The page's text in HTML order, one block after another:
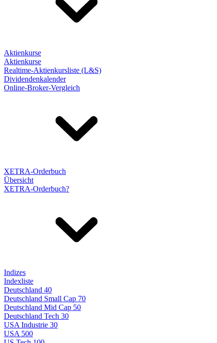
Aktienkurse
Aktienkurse
Realtime-Aktienkursliste (L&S)
Dividendenkalender
Online-Broker-Vergleich
XETRA-Orderbuch
Übersicht
XETRA-Orderbuch?
Indizes
Indexliste
Deutschland 40
Deutschland Small Cap 70
Deutschland Mid Cap 50
Deutschland Tech 30
USA Industrie 30
USA 500